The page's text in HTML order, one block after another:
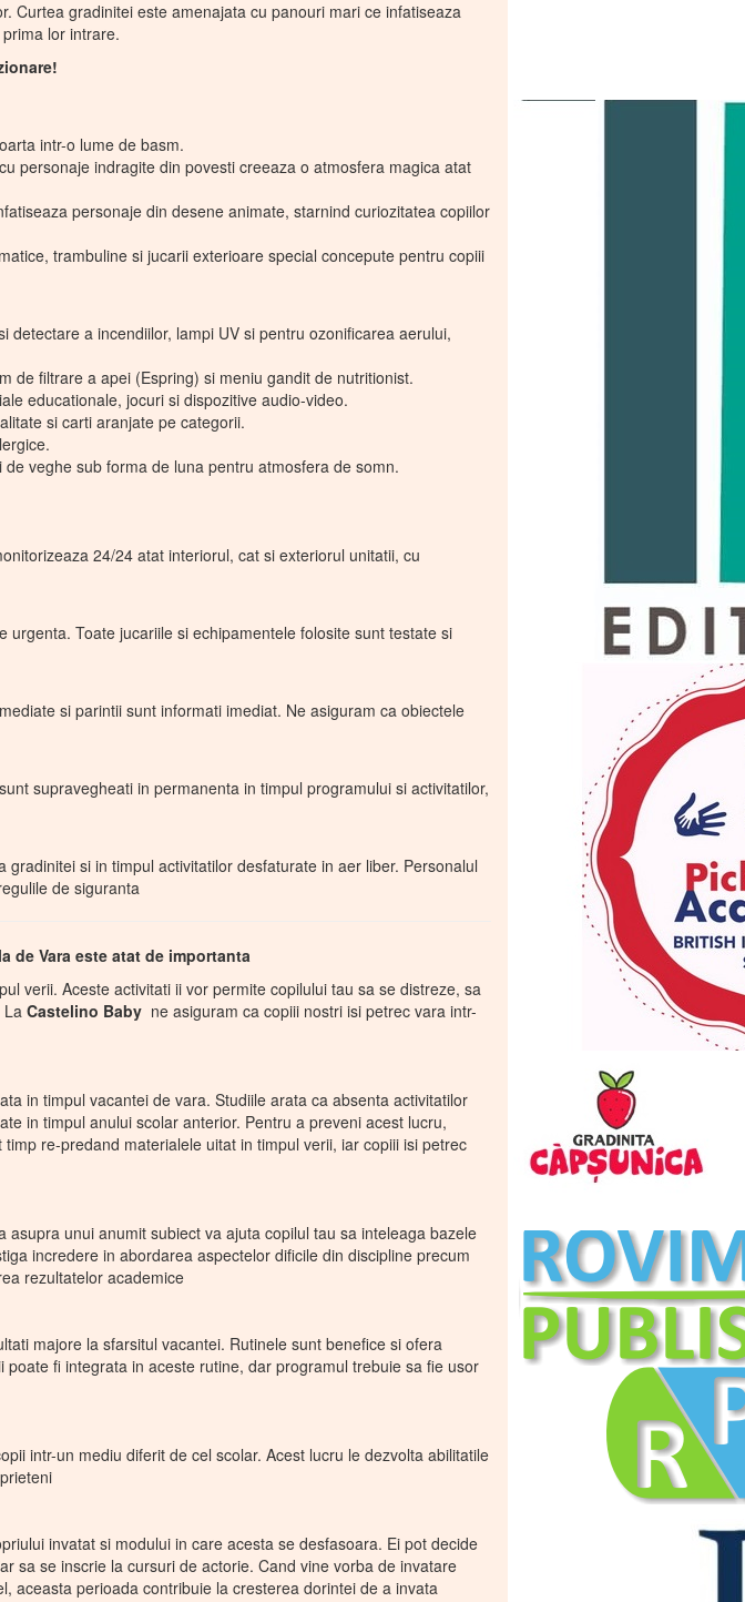
Curtea gradinitei este amenajata cu panouri mari ce infatiseaza
lor intrare.
intr-o lume de basm.
personaje indragite din povesti creeaza o atmosfera magica atat
personaje din desene animate, starnind curiozitatea copiilor
trambuline si jucarii exterioare special concepute pentru copiii
detectare a incendiilor, lampi UV si pentru ozonificarea aerului,
de filtrare a apei (Espring) si meniu gandit de nutritionist.
educationale, jocuri si dispozitive audio-video.
si carti aranjate pe categorii.
veghe sub forma de luna pentru atmosfera de somn.
24/24 atat interiorul, cat si exteriorul unitatii, cu
Toate jucariile si echipamentele folosite sunt testate si
si parintii sunt informati imediat. Ne asiguram ca obiectele
supravegheati in permanenta in timpul programului si activitatilor,
si in timpul activitatilor desfaturate in aer liber. Personalul
de siguranta
de Vara este atat de importanta
verii. Aceste activitati ii vor permite copilului tau sa se distreze, sa
La Castelino Baby ne asiguram ca copiii nostri isi petrec vara intr-
in timpul vacantei de vara. Studiile arata ca absenta activitatilor
in timpul anului scolar anterior. Pentru a preveni acest lucru,
re-predand materialele uitat in timpul verii, iar copiii isi petrec
unui anumit subiect va ajuta copilul tau sa inteleaga bazele
incredere in abordarea aspectelor dificile din discipline precum
rezultatelor academice
majore la sfarsitul vacantei. Rutinele sunt benefice si ofera
fi integrata in aceste rutine, dar programul trebuie sa fie usor
intr-un mediu diferit de cel scolar. Acest lucru le dezvolta abilitatile
invatat si modului in care acesta se desfasoara. Ei pot decide
sa se inscrie la cursuri de actorie. Cand vine vorba de invatare
aceasta perioada contribuie la cresterea dorintei de a invata